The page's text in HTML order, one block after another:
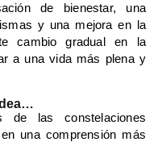
de bienestar, una
y una mejora en la
cambio gradual en la
a una vida más plena y
de las constelaciones
una comprensión más